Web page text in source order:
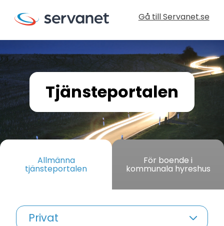
Gå till Servanet.se
Tjänsteportalen
Allmänna
tjänsteportalen
För boende i
kommunala hyreshus
Privat